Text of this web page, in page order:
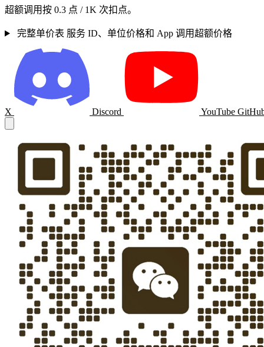
超额调用按 0.3 点 / 1K 次扣点。
完整单价表 服务 ID、单位价格和 App 调用超额价格
X Discord YouTube